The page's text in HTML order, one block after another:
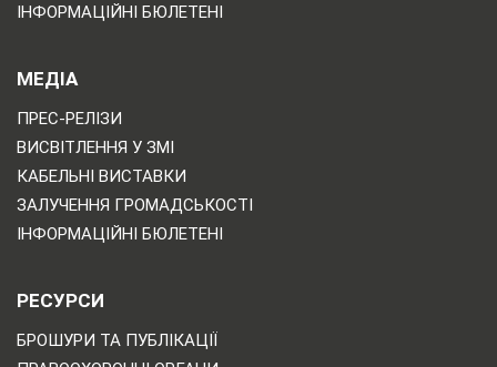
ІНФОРМАЦІЙНІ БЮЛЕТЕНІ
МЕДІА
ПРЕС-РЕЛІЗИ
ВИСВІТЛЕННЯ У ЗМІ
КАБЕЛЬНІ ВИСТАВКИ
ЗАЛУЧЕННЯ ГРОМАДСЬКОСТІ
ІНФОРМАЦІЙНІ БЮЛЕТЕНІ
РЕСУРСИ
БРОШУРИ ТА ПУБЛІКАЦІЇ